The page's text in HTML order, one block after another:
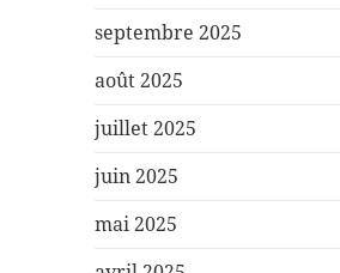
septembre 2025
août 2025
juillet 2025
juin 2025
mai 2025